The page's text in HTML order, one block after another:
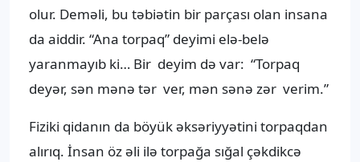
olur. Deməli, bu təbiətin bir parçası olan insana
da aiddir. “Ana torpaq” deyimi elə-belə
yaranmayıb ki… Bir deyim də var: “Torpaq
deyər, sən mənə tər ver, mən sənə zər verim.”
Fiziki qidanın da böyük əksəriyyətini torpaqdan
alırıq. İnsan öz əli ilə torpağa sığal çəkdikcə